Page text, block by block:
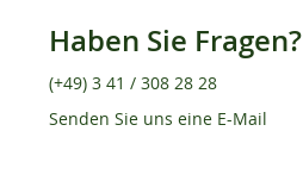
Haben Sie Fragen?
(+49) 3 41 / 308 28 28
Senden Sie uns eine E-Mail